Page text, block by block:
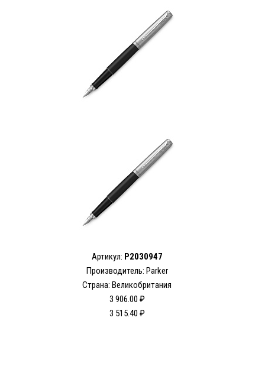
Артикул: P2030947
Производитель: Parker
Страна: Великобритания
3 906.00 ₽
3 515.40 ₽